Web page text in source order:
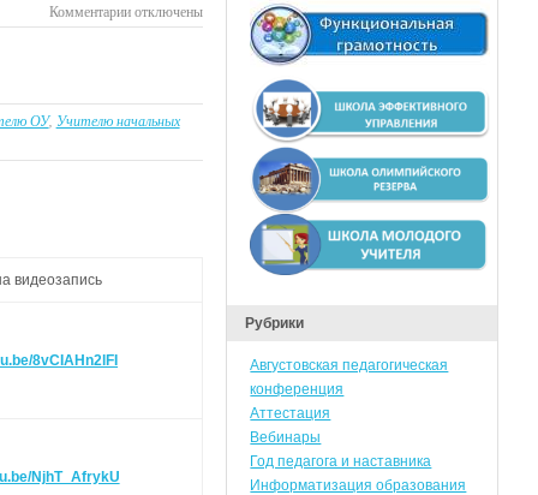
Комментариик
записи
открытых
онлайн
отключены
ОУ, Учителю начальных
видеозапись
8vCIAHn2lFI
NjhT_AfrykU
Рубрики
Августовская педагогическая
конференция
Аттестация
Вебинары
Год педагога и наставника
Информатизация образования